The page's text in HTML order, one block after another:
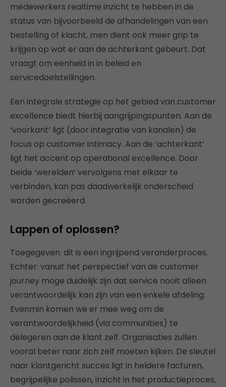
medewerkers realtime inzicht te hebben in de
status van bijvoorbeeld de afhandelingen van een
bestelling of klacht, men dient ook meer grip te
krijgen op wat er aan de achterkant gebeurt. Dat
vraagt om eenheid in in beleid en
servicedoelstellingen.
Een integrale strategie op het gebied van customer
excellence biedt hierbij aangrijpingspunten. Aan de
‘voorkant’ ligt (door integratie van kanalen) de
focus op customer intimacy. Aan de ‘achterkant’
ligt het accent op operational excellence. Door
beide ‘werelden’ vervolgens met elkaar te
verbinden, kan pas daadwerkelijk onderscheid
worden gecreëerd.
Lappen of oplossen?
Toegegeven: dit is een ingrijpend veranderproces.
Echter: vanuit het perspectief van de customer
journey moge duidelijk zijn dat service nooit alleen
verantwoordelijk kan zijn van een enkele afdeling.
Evenmin komen we er mee weg om de
verantwoordelijkheid (via communities) te
delegeren aan de klant zelf. Organisaties zullen
vooral beter naar zich zelf moeten kijken. De sleutel
naar klantgericht succes ligt in heldere facturen,
begrijpelijke polissen, inzicht in het productieproces,